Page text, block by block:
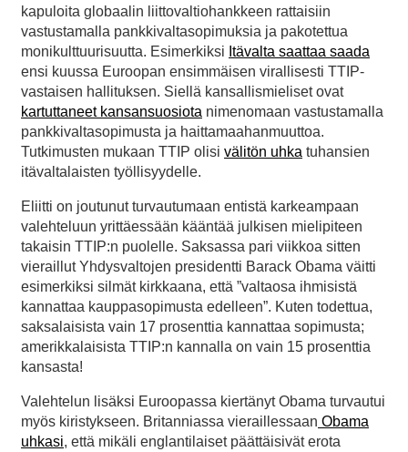
kapuloita globaalin liittovaltiohankkeen rattaisiin
vastustamalla pankkivaltasopimuksia ja pakotettua
monikulttuurisuutta. Esimerkiksi Itävalta saattaa saada
ensi kuussa Euroopan ensimmäisen virallisesti TTIP-
vastaisen hallituksen. Siellä kansallismieliset ovat
kartuttaneet kansansuosiota nimenomaan vastustamalla
pankkivaltasopimusta ja haittamaahanmuuttoa.
Tutkimusten mukaan TTIP olisi välitön uhka tuhansien
itävaltalaisten työllisyydelle.
Eliitti on joutunut turvautumaan entistä karkeampaan
valehteluun yrittäessään kääntää julkisen mielipiteen
takaisin TTIP:n puolelle. Saksassa pari viikkoa sitten
vieraillut Yhdysvaltojen presidentti Barack Obama väitti
esimerkiksi silmät kirkkaana, että ”valtaosa ihmisistä
kannattaa kauppasopimusta edelleen”. Kuten todettua,
saksalaisista vain 17 prosenttia kannattaa sopimusta;
amerikkalaisista TTIP:n kannalla on vain 15 prosenttia
kansasta!
Valehtelun lisäksi Euroopassa kiertänyt Obama turvautui
myös kiristykseen. Britanniassa vieraillessaan Obama
uhkasi, että mikäli englantilaiset päättäisivät erota